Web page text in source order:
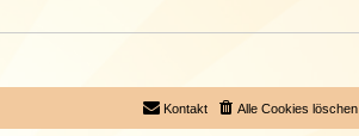
Alle Cookies löschen
Kontakt